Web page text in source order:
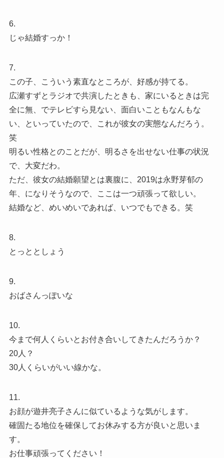
6.
じゃ結婚すっか！
7.
この子、こういう素直なところが、好感が持てる。
広瀬すずとラジオで共演したときも、家にいるときは完
全に無、でテレビすら見ない、面白いこともなんもな
い、といっていたので、これが彼女の実態なんだろう。
笑
明るい性格とのことだが、明るさを出せない仕事の状況
で、大変だわ。
ただ、彼女の結婚願望とは裏腹に、2019は永野芽郁の
年、になりそうなので、ここは一つ頑張って欲しい。
結婚など、めいめいであれば、いつでもできる。笑
8.
とっととしょう
9.
おばさんっぽいな
10.
今まで何人くらいとお付き合いしてきたんだろうか？
20人？
30人くらいがいい線かな。
11.
お顔が遊井亮子さんに似ているような気がします。
確固たる地位を確保してお休みする方が良いと思いま
す。
お仕事頑張ってください！